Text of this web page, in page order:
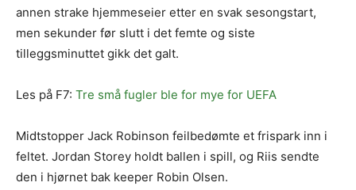
annen strake hjemmeseier etter en svak sesongstart,
men sekunder før slutt i det femte og siste
tilleggsminuttet gikk det galt.
Les på F7: Tre små fugler ble for mye for UEFA
Midtstopper Jack Robinson feilbedømte et frispark inn i
feltet. Jordan Storey holdt ballen i spill, og Riis sendte
den i hjørnet bak keeper Robin Olsen.